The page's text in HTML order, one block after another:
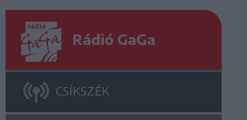
Rádió GaGa
CSÍKSZÉK